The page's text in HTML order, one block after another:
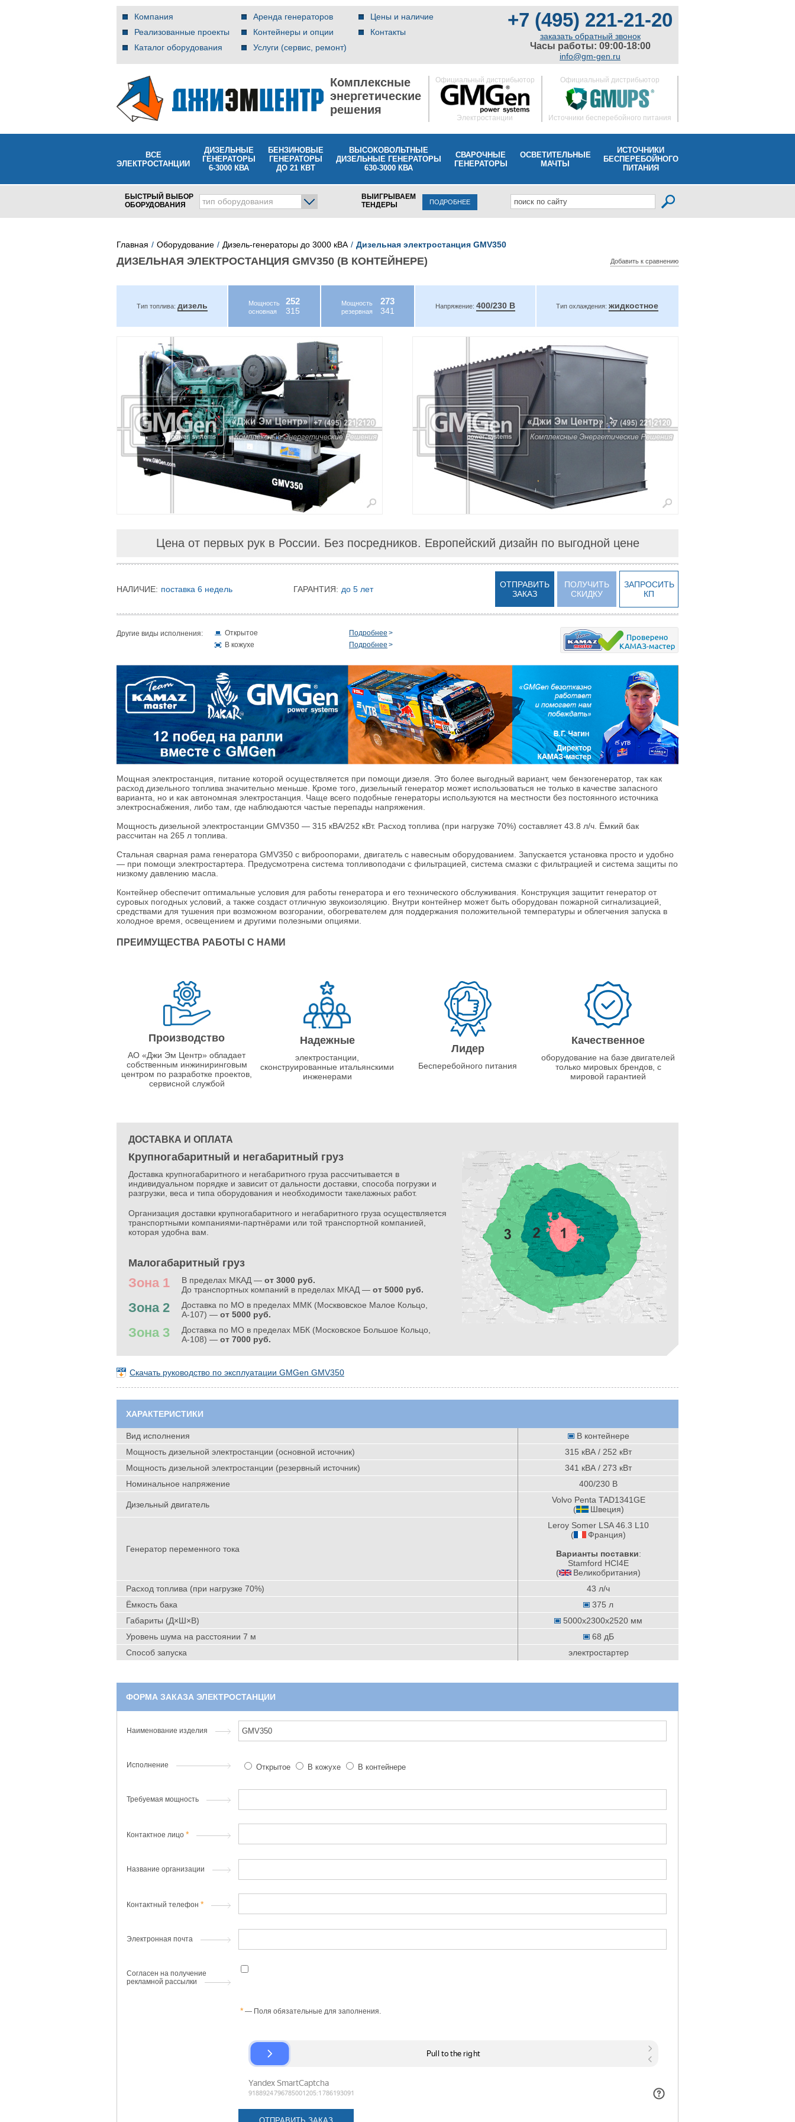
Компания
Реализованные проекты
Каталог оборудования
Аренда генераторов
Контейнеры и опции
Услуги (сервис, ремонт)
Цены и наличие
Контакты
+7 (495) 221-21-20
заказать обратный звонок
Часы работы: 09:00-18:00
info@gm-gen.ru
Комплексные
энергетические
решения
Официальный дистрибьютор
Электростанции
Официальный дистрибьютор
Источники бесперебойного питания
ВСЕ
ЭЛЕКТРОСТАНЦИИ
ДИЗЕЛЬНЫЕ
ГЕНЕРАТОРЫ
6-3000 КВА
БЕНЗИНОВЫЕ
ГЕНЕРАТОРЫ
ДО 21 КВТ
ВЫСОКОВОЛЬТНЫЕ
ДИЗЕЛЬНЫЕ ГЕНЕРАТОРЫ
630-3000 КВА
СВАРОЧНЫЕ
ГЕНЕРАТОРЫ
ОСВЕТИТЕЛЬНЫЕ
МАЧТЫ
ИСТОЧНИКИ
БЕСПЕРЕБОЙНОГО
ПИТАНИЯ
БЫСТРЫЙ ВЫБОР
ОБОРУДОВАНИЯ
тип оборудования
ВЫИГРЫВАЕМ
ТЕНДЕРЫ
ПОДРОБНЕЕ
Главная Оборудование Дизель-генераторы до 3000 кВА Дизельная электростанция GMV350
ДИЗЕЛЬНАЯ ЭЛЕКТРОСТАНЦИЯ GMV350 (В КОНТЕЙНЕРЕ) Добавить к сравнению
Тип топлива: дизель
Мощность
основная
252
315
Мощность
резервная
273
341
Напряжение: 400/230 В Тип охлаждения: жидкостное
Цена от первых рук в России. Без посредников. Европейский дизайн по выгодной цене
НАЛИЧИЕ: поставка 6 недель ГАРАНТИЯ: до 5 лет
ОТПРАВИТЬ
ЗАКАЗ
ПОЛУЧИТЬ
СКИДКУ
ЗАПРОСИТЬ
КП
Другие виды исполнения: Открытое
Подробнее
В кожухе
Подробнее
Мощная электростанция, питание которой осуществляется при помощи дизеля. Это более выгодный вариант, чем бензогенератор, так как
расход дизельного топлива значительно меньше. Кроме того, дизельный генератор может использоваться не только в качестве запасного
варианта, но и как автономная электростанция. Чаще всего подобные генераторы используются на местности без постоянного источника
электроснабжения, либо там, где наблюдаются частые перепады напряжения.
Мощность дизельной электростанции GMV350 — 315 кВА/252 кВт. Расход топлива (при нагрузке 70%) составляет 43.8 л/ч. Ёмкий бак
рассчитан на 265 л топлива.
Стальная сварная рама генератора GMV350 с виброопорами, двигатель с навесным оборудованием. Запускается установка просто и удобно
— при помощи электростартера. Предусмотрена система топливоподачи с фильтрацией, система смазки с фильтрацией и система защиты по
низкому давлению масла.
Контейнер обеспечит оптимальные условия для работы генератора и его технического обслуживания. Конструкция защитит генератор от
суровых погодных условий, а также создаст отличную звукоизоляцию. Внутри контейнер может быть оборудован пожарной сигнализацией,
средствами для тушения при возможном возгорании, обогревателем для поддержания положительной температуры и облегчения запуска в
холодное время, освещением и другими полезными опциями.
ПРЕИМУЩЕСТВА РАБОТЫ С НАМИ
Производство
АО «Джи Эм Центр» обладает
собственным инжиниринговым
центром по разработке проектов,
сервисной службой
Надежные
электростанции,
сконструированные итальянскими
инженерами
Лидер
Бесперебойного питания
Качественное
оборудование на базе двигателей
только мировых брендов, с
мировой гарантией
ДОСТАВКА И ОПЛАТА
Крупногабаритный и негабаритный груз
Доставка крупногабаритного и негабаритного груза рассчитывается в
индивидуальном порядке и зависит от дальности доставки, способа погрузки и
разгрузки, веса и типа оборудования и необходимости такелажных работ.
Организация доставки крупногабаритного и негабаритного груза осуществляется
транспортными компаниями-партнёрами или той транспортной компанией,
которая удобна вам.
Малогабаритный груз
Зона 1 В пределах МКАД — от 3000 руб.
До транспортных компаний в пределах МКАД — от 5000 руб.
Зона 2
Доставка по МО в пределах ММК (Москвовское Малое Кольцо,
А-107) — от 5000 руб.
Зона 3
Доставка по МО в пределах МБК (Московское Большое Кольцо,
А-108) — от 7000 руб.
Скачать руководство по эксплуатации GMGen GMV350
ХАРАКТЕРИСТИКИ
Вид исполнения
В контейнере
Мощность дизельной электростанции (основной источник)
315 кВА / 252 кВт
Мощность дизельной электростанции (резервный источник)
341 кВА / 273 кВт
Номинальное напряжение
400/230 В
Дизельный двигатель
Volvo Penta TAD1341GE
(
Швеция)
Генератор переменного тока
Leroy Somer LSA 46.3 L10
(
Франция)
Варианты поставки:
Stamford HCI4E
(
Великобритания)
Расход топлива (при нагрузке 70%)
43 л/ч
Ёмкость бака
375 л
Габариты (Д×Ш×В)
5000x2300x2520 мм
Уровень шума на расстоянии 7 м
68 дБ
Способ запуска
электростартер
ФОРМА ЗАКАЗА ЭЛЕКТРОСТАНЦИИ
Наименование изделия
Исполнение Открытое В кожухе В контейнере
Требуемая мощность
Контактное лицо
Название организации
Контактный телефон
Электронная почта
Согласен на получение
рекламной рассылки
— Поля обязательные для заполнения.